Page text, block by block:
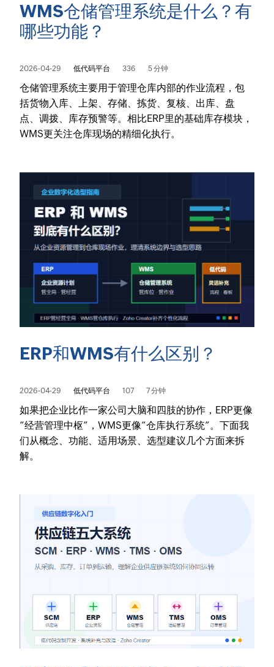
WMS仓储管理系统是什么？有
哪些功能？
2026-04-29 低代码平台 336 5 分钟
仓储管理系统主要用于管理仓库内部的作业流程，包
括货物入库、上架、存储、拣货、复核、出库、盘
点、调拨、库存预警等。相比ERP里的基础库存模块，
WMS更关注仓库现场的精细化执行。
ERP和WMS有什么区别？
2026-04-29 低代码平台 107 7 分钟
如果把企业比作一家公司大脑和四肢的协作，ERP更像
“经营管理中枢”，WMS更像“仓库执行系统”。下面我
们从概念、功能、适用场景、选型建议几个方面来拆
解。